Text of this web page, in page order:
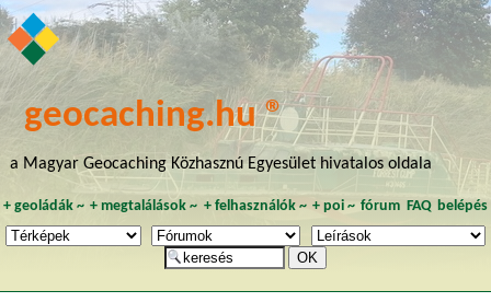
geocaching.hu ®
a Magyar Geocaching Közhasznú Egyesület hivatalos oldala
+ geoládák~ +megtalálások ~ + felhasználók~ + poi~ fórum FAQ belépés